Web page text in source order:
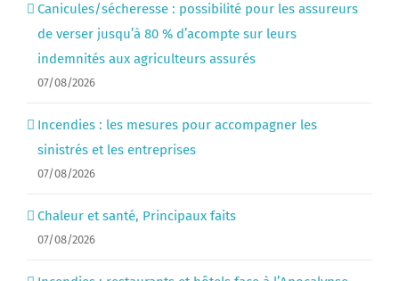
Canicules/sécheresse : possibilité pour les assureurs
de verser jusqu’à 80 % d’acompte sur leurs
indemnités aux agriculteurs assurés
07/08/2026
Incendies : les mesures pour accompagner les
sinistrés et les entreprises
07/08/2026
Chaleur et santé, Principaux faits
07/08/2026